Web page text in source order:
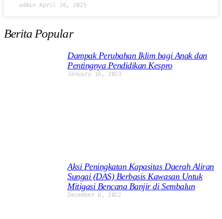
admin April 26, 2025
Berita Popular
Dampak Perubahan Iklim bagi Anak dan
Pentingnya Pendidikan Kespro
January 16, 2023
Aksi Peningkatan Kapasitas Daerah Aliran
Sungai (DAS) Berbasis Kawasan Untuk
Mitigasi Bencana Banjir di Sembalun
December 8, 2022